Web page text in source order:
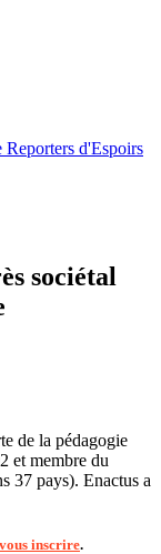
sociétal
de la pédagogie
et membre du
37 pays). Enactus a
vous inscrire.